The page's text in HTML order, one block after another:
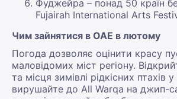
Фуджейра – понад 50 країн
Fujairah International Arts
Чим зайнятися в ОАЕ в лютому
Погода дозволяє оцінити красу
маловідомих міст регіону.
та місця зимівлі рідкісних птахів
вирушайте до All Warqa на джип-